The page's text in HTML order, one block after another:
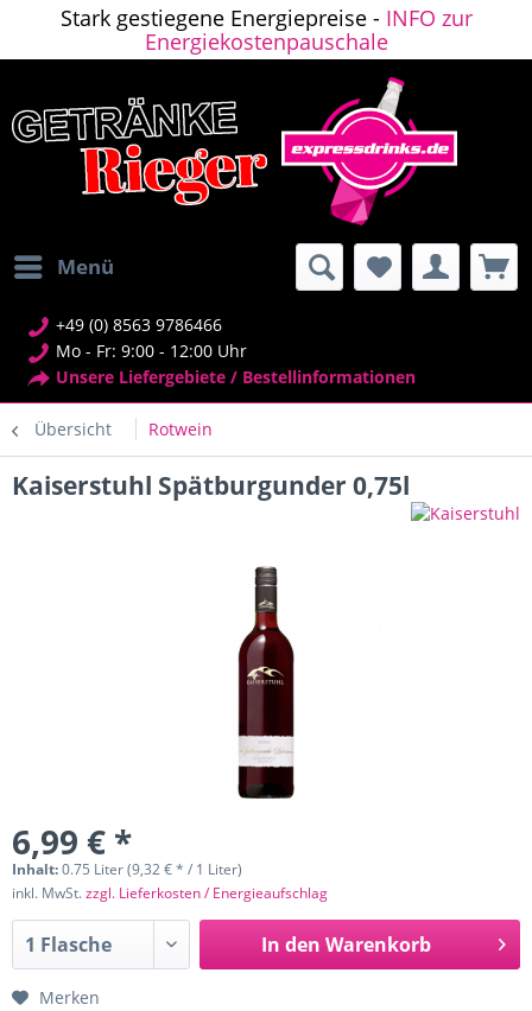
Stark gestiegene Energiepreise - INFO zur
Energiekostenpauschale
Menü
+49 (0) 8563 9786466
Mo - Fr: 9:00 - 12:00 Uhr
Unsere Liefergebiete / Bestellinformationen
Übersicht Rotwein
Kaiserstuhl Spätburgunder 0,75l
6,99 € *
Inhalt:0.75 Liter (9,32 € * / 1 Liter)
inkl. MwSt.zzgl. Lieferkosten / Energieaufschlag
In den Warenkorb
Merken